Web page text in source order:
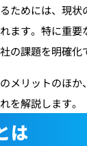
ためには、現
ます。特に重要
の課題を明確化
メリットのほ
を解説します。
は